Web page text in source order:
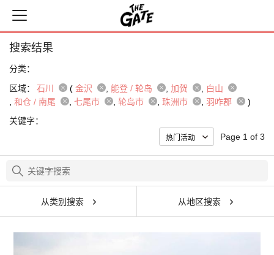
搜索结果
分类：
区域：
石川 ( 金沢 能登 / 轮岛 加贺
白山
和仓 / 南尾
七尾市 轮岛市 珠洲市 羽咋郡
)
关键字：
Page 1 of 3
从类别搜索 从地区搜索